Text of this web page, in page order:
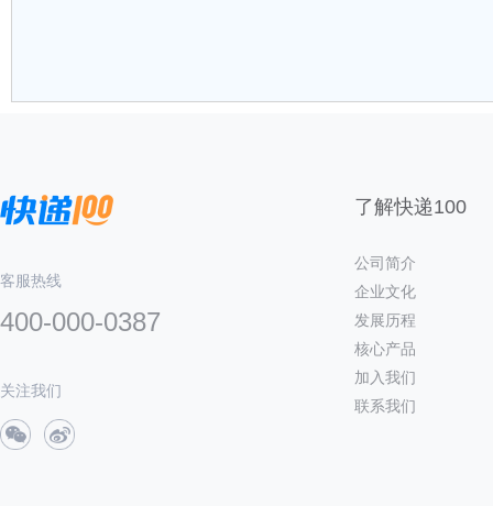
客服热线
400-000-0387
关注我们
了解快递100
公司简介
企业文化
发展历程
核心产品
加入我们
联系我们